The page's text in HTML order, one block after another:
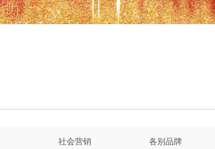
社会营销 各别品牌